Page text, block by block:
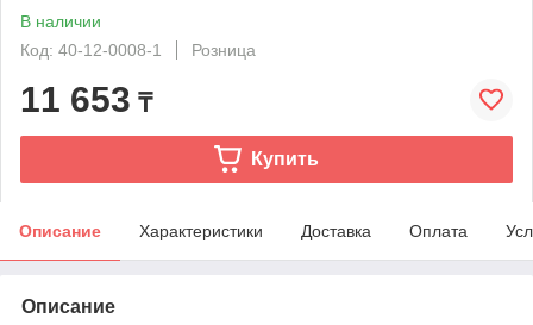
В наличии
Код: 40-12-0008-1
Розница
11 653 ₸
Купить
Описание Характеристики Доставка Оплата
Описание